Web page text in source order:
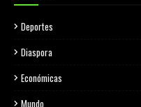
Deportes
Diaspora
Económicas
Mundo